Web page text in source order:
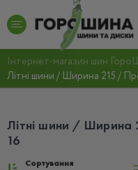
Інтернет-магазин шин
Літні шини / Ширина 215 /
Літні шини / Ширина
16
Сортування